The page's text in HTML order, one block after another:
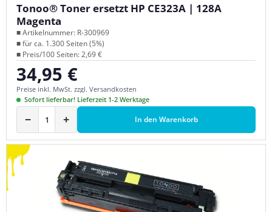
Tonoo® Toner ersetzt HP CE323A | 128A
Magenta
■ Artikelnummer: R-300969
■ für ca. 1.300 Seiten (5%)
■ Preis/100 Seiten: 2,69 €
Regulärer Preis:
34,95 €
Preise inkl. MwSt. zzgl. Versandkosten
Sofort lieferbar! Lieferzeit 1-2 Werktage
− + In den Warenkorb